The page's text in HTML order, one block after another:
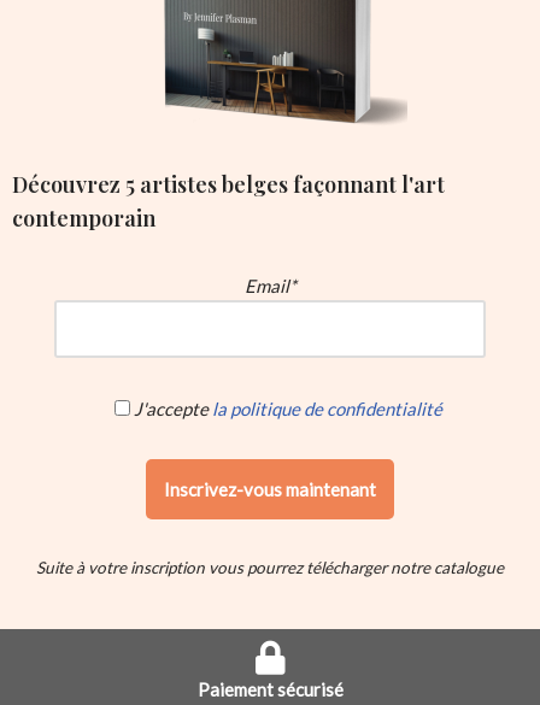
Découvrez 5 artistes belges façonnant l'art
contemporain
Email*
J'acceptela politique de confidentialité
Suite à votre inscription vous pourrez télécharger notre catalogue
Paiement sécurisé